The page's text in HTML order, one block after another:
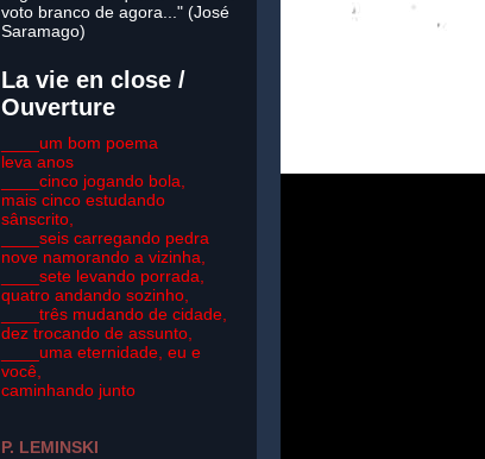
voto branco de agora..." (José
Saramago)
La vie en close /
Ouverture
____um bom poema
leva anos
____cinco jogando bola,
mais cinco estudando
sânscrito,
____seis carregando pedra
nove namorando a vizinha,
____sete levando porrada,
quatro andando sozinho,
____três mudando de cidade,
dez trocando de assunto,
____uma eternidade, eu e
você,
caminhando junto
P. LEMINSKI